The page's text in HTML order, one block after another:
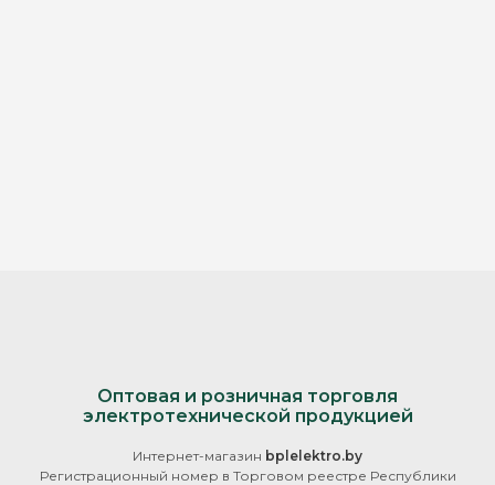
Оптовая и розничная торговля
электротехнической продукцией
Интернет-магазин bplelektro.by
Регистрационный номер в Торговом реестре Республики